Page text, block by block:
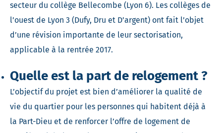
secteur du collège Bellecombe (Lyon 6). Les collèges de
l’ouest de Lyon 3 (Dufy, Dru et D’argent) ont fait l’objet
d’une révision importante de leur sectorisation,
applicable à la rentrée 2017.
Quelle est la part de relogement ?
L’objectif du projet est bien d’améliorer la qualité de
vie du quartier pour les personnes qui habitent déjà à
la Part-Dieu et de renforcer l’offre de logement de